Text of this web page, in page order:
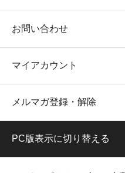
お問い合わせ
マイアカウント
メルマガ登録・解除
PC版表示に切り替える